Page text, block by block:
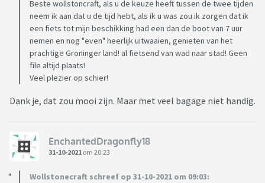
Beste wollstoncraft, als u de keuze heeft tussen de twee tijden
neem ik aan dat u de tijd hebt, als ik u was zou ik zorgen dat ik
een fiets tot mijn beschikking had een dan de boot van 7 uur
nemen en nog "even" heerlijk uitwaaien, genieten van het
prachtige Groninger land! al fietsend van wad naar stad! Geen
file altijd plaats!
Veel plezier op schier!
Dank je, dat zou mooi zijn. Maar met veel bagage niet handig.
EnchantedDragonfly18
31-10-2021 om 20:23
Wollstonecraft schreef op 31-10-2021 om 09:03: